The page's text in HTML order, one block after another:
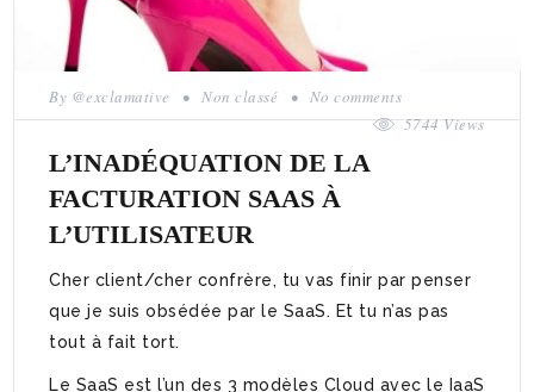
By @exclamative • Non classé • No comments
5744 Views
L’INADÉQUATION DE LA
FACTURATION SAAS À
L’UTILISATEUR
Cher client/cher confrère, tu vas finir par penser
que je suis obsédée par le SaaS. Et tu n’as pas
tout à fait tort.
Le SaaS est l’un des 3 modèles Cloud avec le IaaS